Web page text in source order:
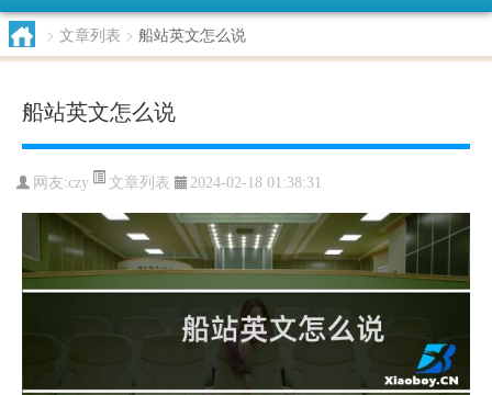
> 文章列表 > 船站英文怎么说
船站英文怎么说
网友:czy 文章列表 2024-02-18 01:38:31